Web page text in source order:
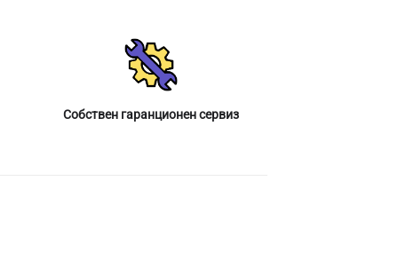
Собствен гаранционен сервиз